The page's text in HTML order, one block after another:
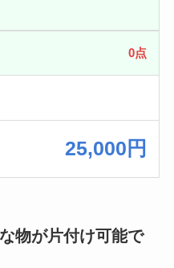
0点
25,000円
物が片付け可能で